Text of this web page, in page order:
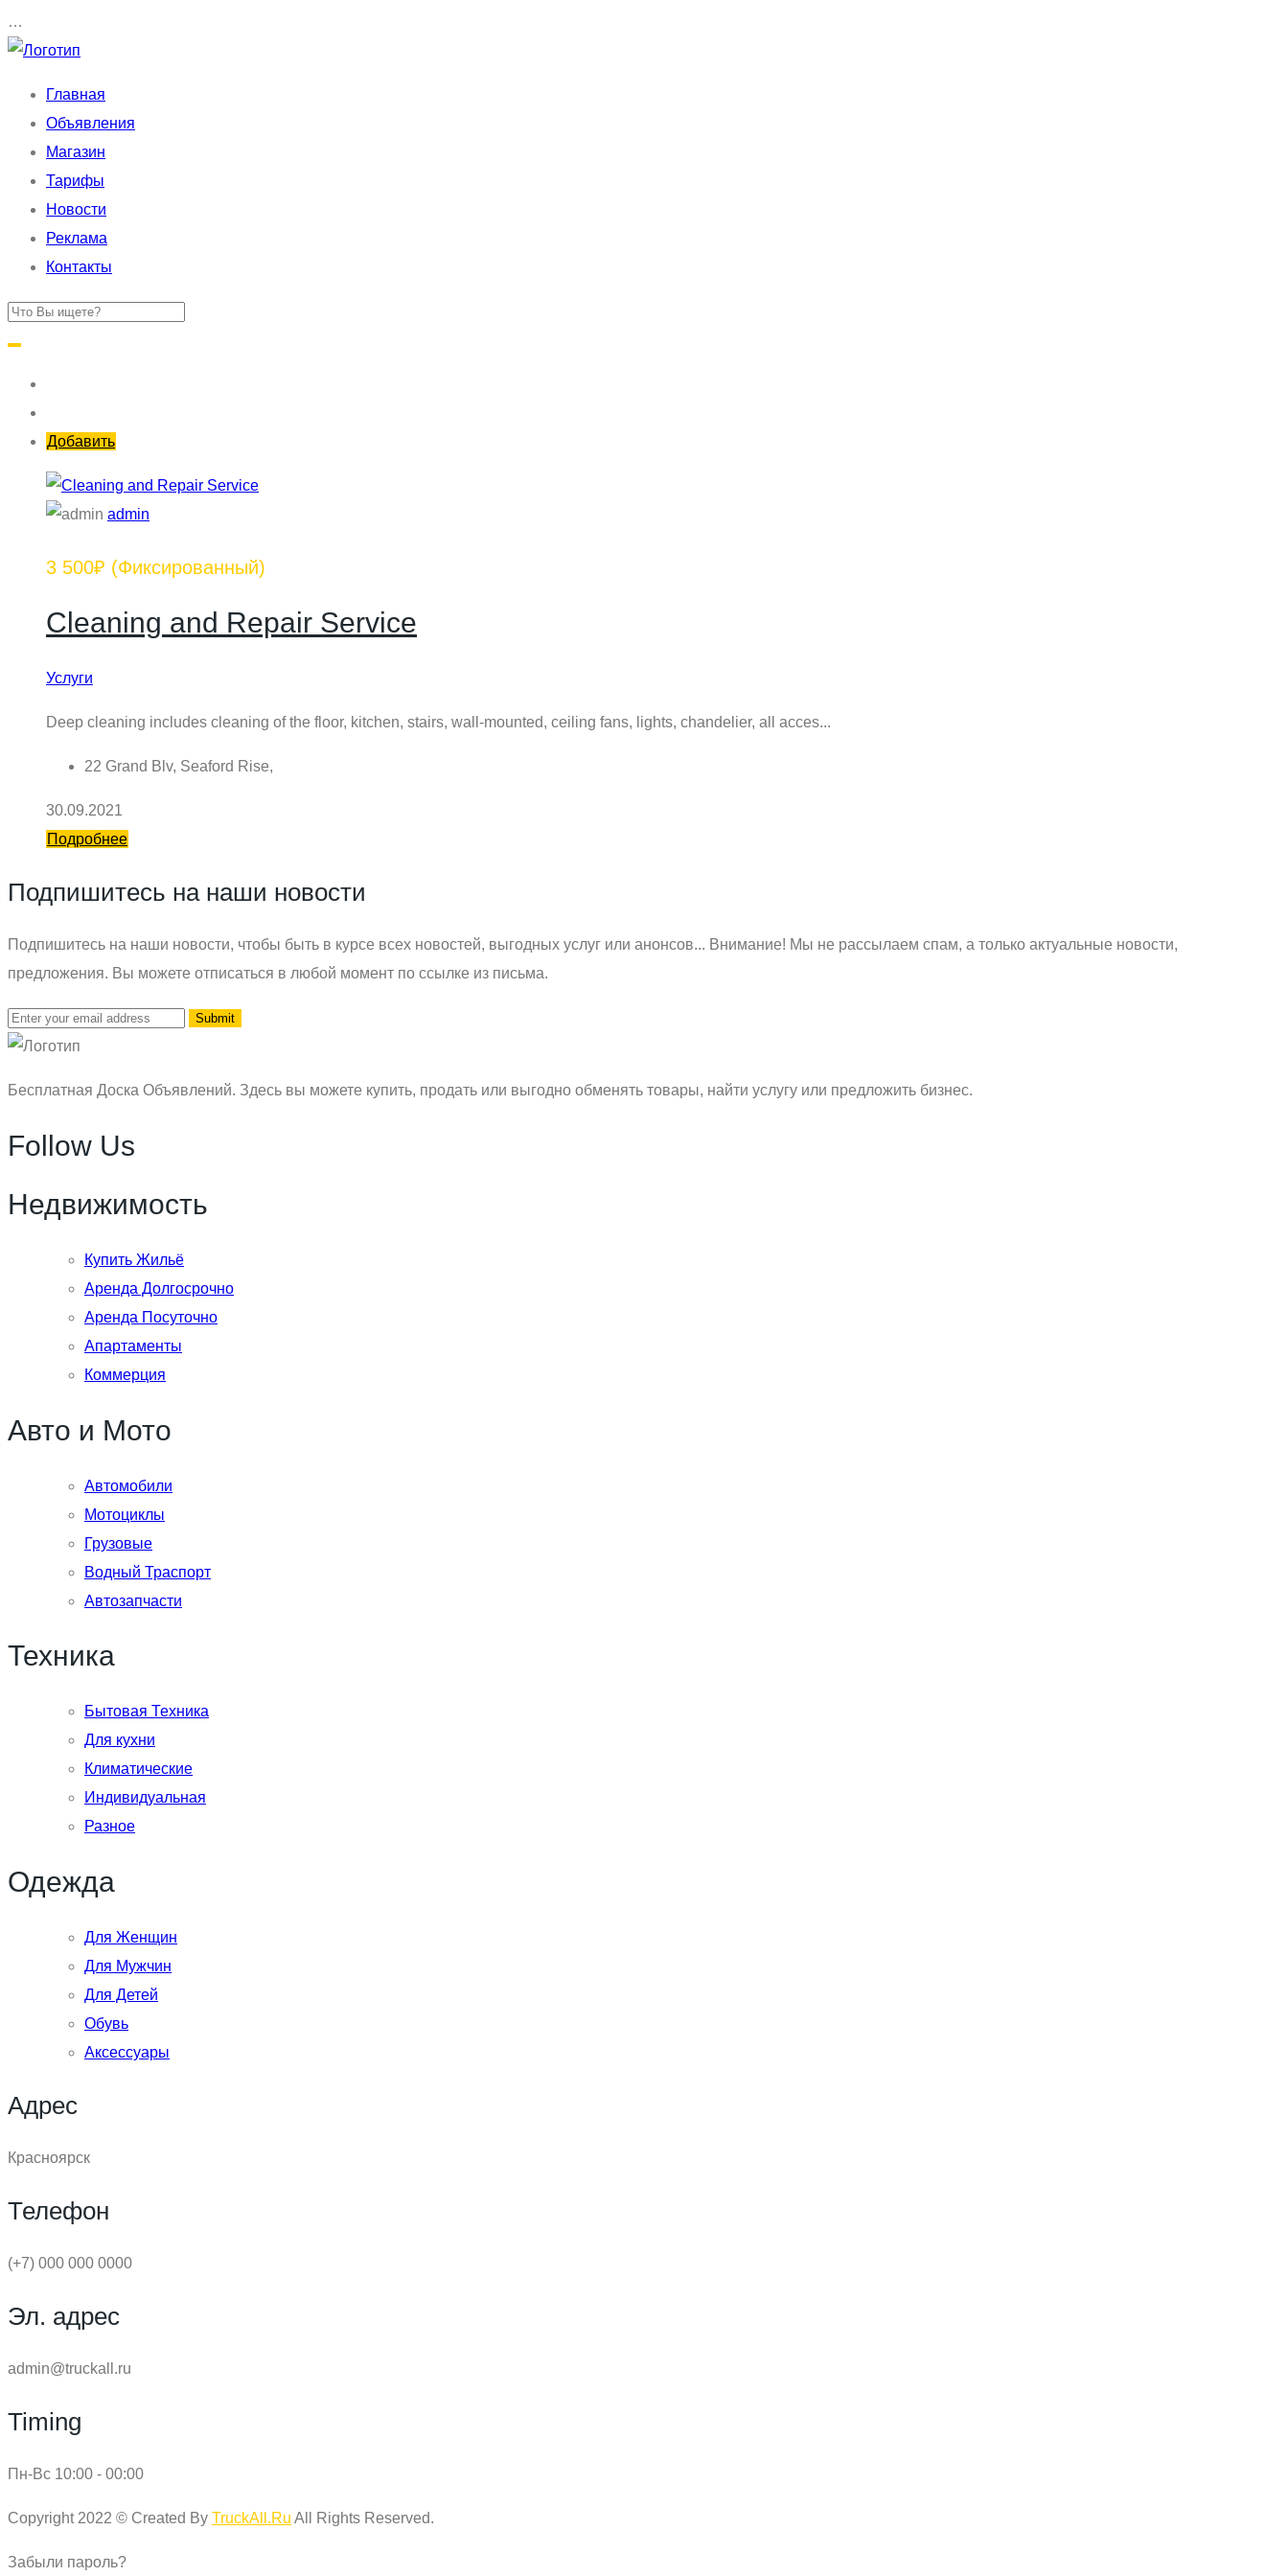
…
Главная
Объявления
Магазин
Тарифы
Новости
Реклама
Контакты
Добавить
admin
3 500₽ (Фиксированный)
Cleaning and Repair Service
Услуги
Deep cleaning includes cleaning of the floor, kitchen, stairs, wall-mounted, ceiling fans, lights, chandelier, all acces...
22 Grand Blv, Seaford Rise,
30.09.2021
Подробнее
Подпишитесь на наши новости
Подпишитесь на наши новости, чтобы быть в курсе всех новостей, выгодных услуг или анонсов... Внимание! Мы не рассылаем спам, а только актуальные новости,
предложения. Вы можете отписаться в любой момент по ссылке из письма.
Бесплатная Доска Объявлений. Здесь вы можете купить, продать или выгодно обменять товары, найти услугу или предложить бизнес.
Follow Us
Недвижимость
Купить Жильё
Аренда Долгосрочно
Аренда Посуточно
Апартаменты
Коммерция
Авто и Мото
Автомобили
Мотоциклы
Грузовые
Водный Траспорт
Автозапчасти
Техника
Бытовая Техника
Для кухни
Климатические
Индивидуальная
Разное
Одежда
Для Женщин
Для Мужчин
Для Детей
Обувь
Аксессуары
Адрес
Красноярск
Телефон
(+7) 000 000 0000
Эл. адрес
admin@truckall.ru
Timing
Пн-Вс 10:00 - 00:00
Copyright 2022 © Created By TruckAll.Ru All Rights Reserved.
Забыли пароль?